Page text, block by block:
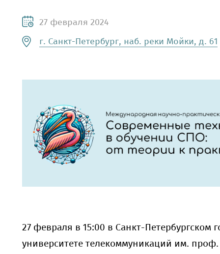
27 февраля 2024
г. Санкт-Петербург, наб. реки Мойки, д. 61
27 февраля в 15:00 в Санкт-Петербургском
университете телекоммуникаций им.